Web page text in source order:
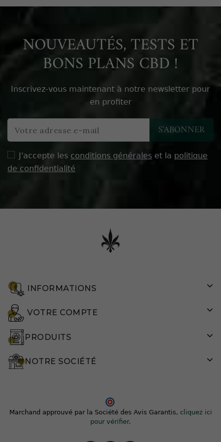
NOUVEAUTÉS, TESTS ET
BONS PLANS CBD !
Inscrivez-vous maintenant à notre newsletter pour
en profiter
J'accepte les conditions générales et la politique
de confidentialité
INFORMATIONS
VOTRE COMPTE
PRODUITS
NOTRE SOCIÉTÉ
Marchand approuvé par la Société des Avis Garantis, cliquez ici
pour vérifier.